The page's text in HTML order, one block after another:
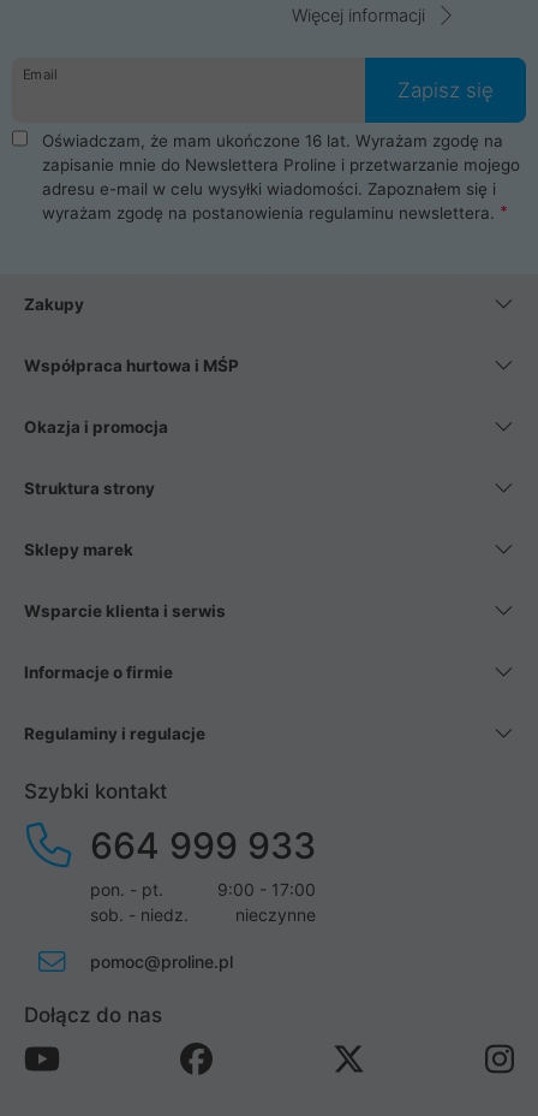
komunikacja ze sklepem komputerowym ProLine jest
danych osobowych. Dlatego zakup notebooka albo laptopa w
ProLine to czysta przyjemność i pełne bezpieczeństwo.
Zaopatrzysz się u nas w akcesoria i części komputerowe
takie jak procesory, karty graficzne, płyty główne, pamięci,
dyski SSD, M.2 oraz HDD. Nasi pracownicy pomogą Ci wybrać
najlepszy zasilacz komputerowy oraz obudowę do komputera.
Poza komputerami mamy również najlepsze na rynku
Smartfony takich producentów jak Xiaomi, Apple, Samsung i
wentylatory. Na koniec mając już to wszystko, możesz
Więcej informacji
Email
Zapisz się
Oświadczam, że mam ukończone 16 lat. Wyrażam zgodę na
zapisanie mnie do Newslettera Proline i przetwarzanie mojego
adresu e-mail w celu wysyłki wiadomości. Zapoznałem się i
wyrażam zgodę na postanowienia regulaminu newslettera.
Zakupy
Współpraca hurtowa i MŚP
Okazja i promocja
Struktura strony
Sklepy marek
Wsparcie klienta i serwis
Informacje o firmie
Regulaminy i regulacje
Szybki kontakt
664 999 933
pon. - pt.
9:00 - 17:00
sob. - niedz.
nieczynne
pomoc@proline.pl
Dołącz do nas